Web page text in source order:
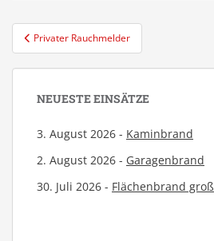
Beitragsnavigation
Privater Rauchmelder
NEUESTE EINSÄTZE
3. August 2026 - Kaminbrand
2. August 2026 - Garagenbrand
30. Juli 2026 - Flächenbrand groß